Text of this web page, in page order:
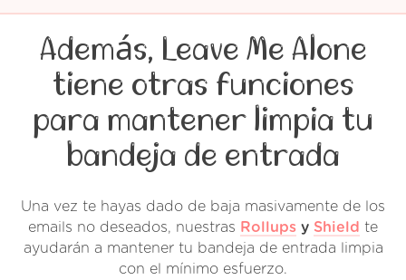
Además, Leave Me Alone
tiene otras funciones
para mantener limpia tu
bandeja de entrada
Una vez te hayas dado de baja masivamente de los
emails no deseados, nuestras Rollups y Shield te
ayudarán a mantener tu bandeja de entrada limpia
con el mínimo esfuerzo.